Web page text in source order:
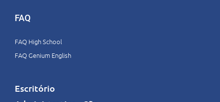
FAQ
FAQ High School
FAQ Genium English
Escritório